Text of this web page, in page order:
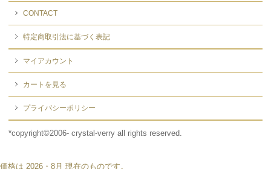
CONTACT
特定商取引法に基づく表記
マイアカウント
カートを見る
プライバシーポリシー
*copyright©2006- crystal-verry all rights reserved.
価格は 2026・8月 現在のものです。